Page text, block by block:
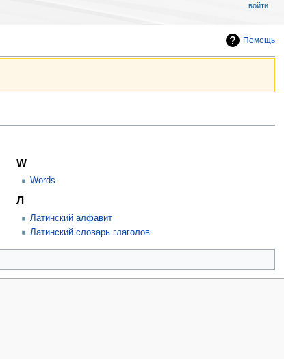
Помощь
W
Words
Л
Латинский алфавит
Латинский словарь глаголов
войти